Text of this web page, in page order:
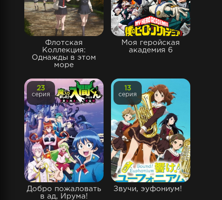
Флотская
Коллекция:
Однажды в этом
море
Моя геройская
академия 6
Добро пожаловать
в ад, Ирума!
23
серия
Звучи, эуфониум!
13
серия